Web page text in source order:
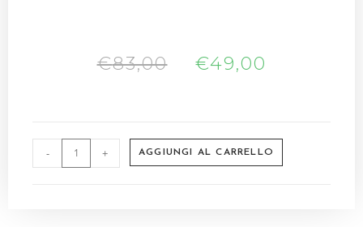
€83,00 €49,00
- + AGGIUNGI AL CARRELLO